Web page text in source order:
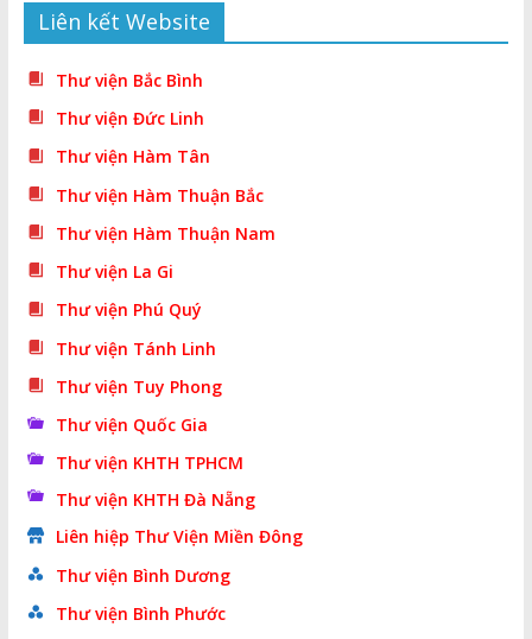
Liên kết Website
Thư viện Bắc Bình
Thư viện Đức Linh
Thư viện Hàm Tân
Thư viện Hàm Thuận Bắc
Thư viện Hàm Thuận Nam
Thư viện La Gi
Thư viện Phú Quý
Thư viện Tánh Linh
Thư viện Tuy Phong
Thư viện Quốc Gia
Thư viện KHTH TPHCM
Thư viện KHTH Đà Nẵng
Liên hiệp Thư Viện Miền Đông
Thư viện Bình Dương
Thư viện Bình Phước